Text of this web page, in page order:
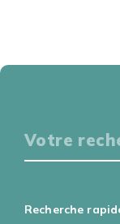
Recherche
81 ARTICLE(S)